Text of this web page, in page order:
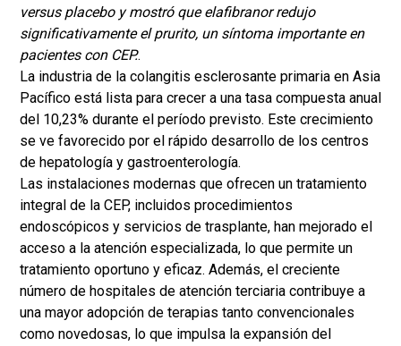
versus placebo y mostró que elafibranor redujo
significativamente el prurito, un síntoma importante en
pacientes con CEP..
La industria de la colangitis esclerosante primaria en Asia
Pacífico está lista para crecer a una tasa compuesta anual
del 10,23% durante el período previsto. Este crecimiento
se ve favorecido por el rápido desarrollo de los centros
de hepatología y gastroenterología.
Las instalaciones modernas que ofrecen un tratamiento
integral de la CEP, incluidos procedimientos
endoscópicos y servicios de trasplante, han mejorado el
acceso a la atención especializada, lo que permite un
tratamiento oportuno y eficaz. Además, el creciente
número de hospitales de atención terciaria contribuye a
una mayor adopción de terapias tanto convencionales
como novedosas, lo que impulsa la expansión del